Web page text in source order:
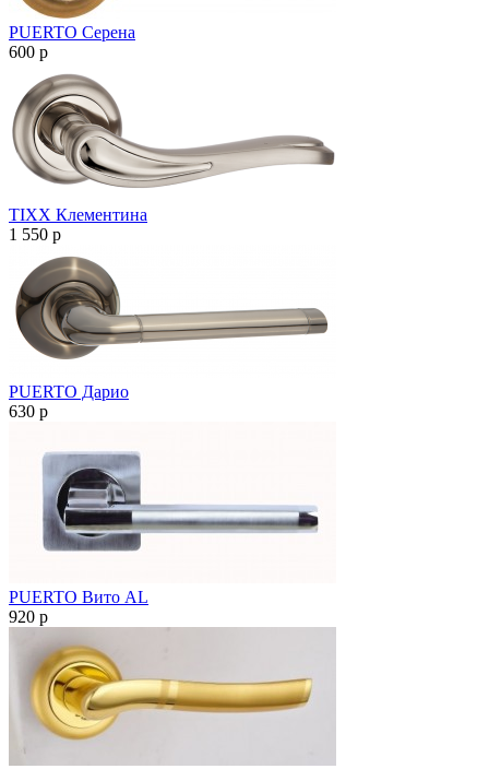
PUERTO Серена
600 p
TIXX Клементина
1 550 p
PUERTO Дарио
630 p
PUERTO Вито AL
920 p